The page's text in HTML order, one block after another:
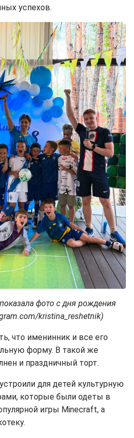
успехов.
фото с дня рождения
kristina_reshetnik)
что именинник и все его
форму. В такой же
и праздничный торт.
для детей культурную
которые были одеты в
игры Minecraft, а